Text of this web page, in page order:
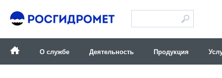
О службе Деятельность Продукция